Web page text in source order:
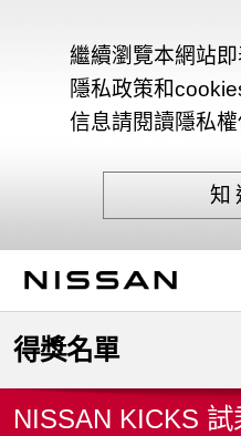
繼續瀏覽本網站
隱私政策和
信息請閱讀隱私權
知
得獎名單
NISSAN KICKS